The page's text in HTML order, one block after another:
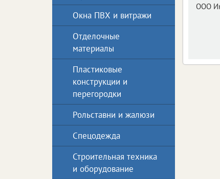
ООО
Окна ПВХ и витражи
Отделочные
материалы
Пластиковые
конструкции и
перегородки
Рольставни и жалюзи
Спецодежда
Строительная техника
и оборудование